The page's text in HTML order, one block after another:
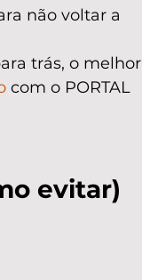
não voltar a
trás, o melhor
com o PORTAL
evitar)